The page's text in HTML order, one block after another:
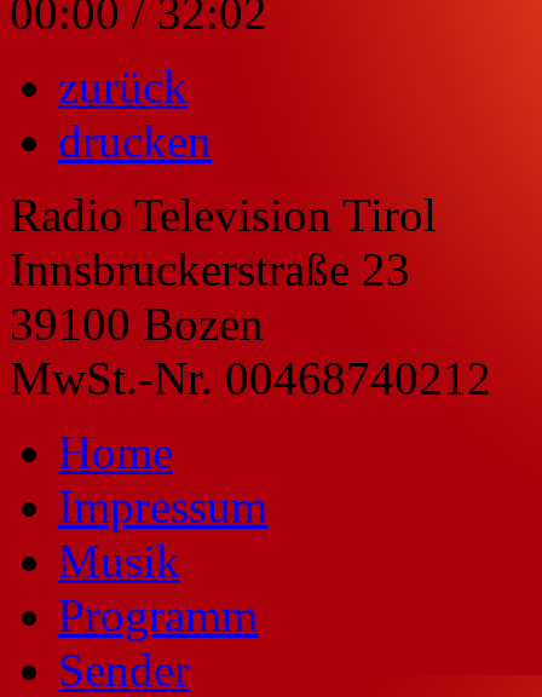
00:00 / 32:02
zurück
drucken
Radio Television Tirol
Innsbruckerstraße 23
39100 Bozen
MwSt.-Nr. 00468740212
Home
Impressum
Musik
Programm
Sender